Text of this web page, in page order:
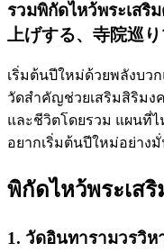
รวมพิกัดไหว้พระเสริ
上げする、寺院巡
เริ่มต้นปีใหม่ด้วยพลังบว
วัดสำคัญช่วยเสริมสิริมง
และชีวิตโดยรวม แผนที่ไ
อยากเริ่มต้นปีใหม่อย่างมั่
พิกัดไหว้พระเส
1. วัดอินทารามวรวิห